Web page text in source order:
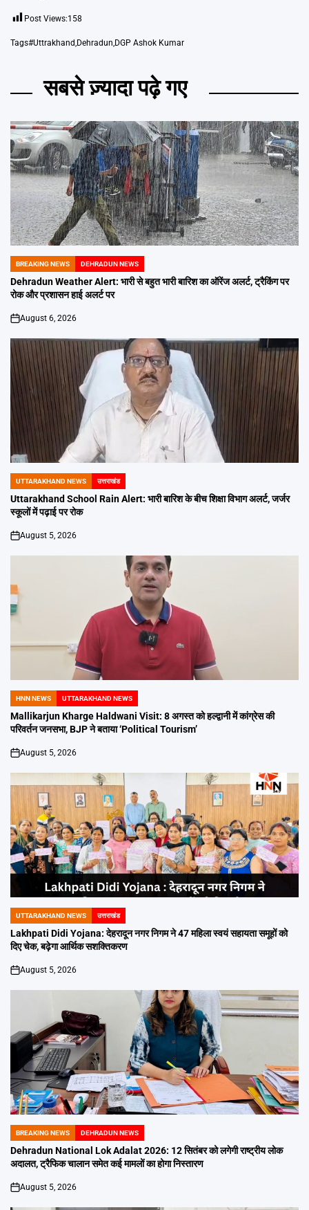
Post Views:158
Tags#Uttrakhand Dehradun DGP Ashok Kumar
सबसे ज़्यादा पढ़े गए
POSTED
IN
BREAKING NEWS DEHRADUN NEWS
Dehradun Weather Alert: भारी से बहुत भारी बारिश का ऑरेंज अलर्ट, ट्रैकिंग पर
रोक और प्रशासन हाई अलर्ट पर
on
August 6, 2026
POSTED
IN
UTTARAKHAND NEWS उत्तराखंड
Uttarakhand School Rain Alert: भारी बारिश के बीच शिक्षा विभाग अलर्ट, जर्जर
स्कूलों में पढ़ाई पर रोक
on
August 5, 2026
POSTED
IN
HNN NEWS UTTARAKHAND NEWS
Mallikarjun Kharge Haldwani Visit: 8 अगस्त को हल्द्वानी में कांग्रेस की
परिवर्तन जनसभा, BJP ने बताया ‘Political Tourism’
on
August 5, 2026
POSTED
IN
UTTARAKHAND NEWS उत्तराखंड
Lakhpati Didi Yojana: देहरादून नगर निगम ने 47 महिला स्वयं सहायता समूहों को
दिए चेक, बढ़ेगा आर्थिक सशक्तिकरण
on
August 5, 2026
POSTED
IN
BREAKING NEWS DEHRADUN NEWS
Dehradun National Lok Adalat 2026: 12 सितंबर को लगेगी राष्ट्रीय लोक
अदालत, ट्रैफिक चालान समेत कई मामलों का होगा निस्तारण
on
August 5, 2026